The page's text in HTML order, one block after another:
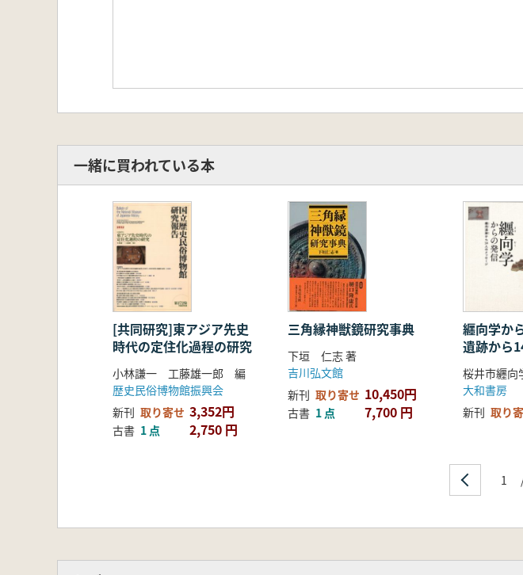
一緒に買われている本
[共同研究]東アジア先史
時代の定住化過程の研究
小林謙一 工藤雄一郎 編
歴史民俗博物館振興会
新刊 取り寄せ 3,352円
古書 1 点 2,750 円
三角縁神獣鏡研究事典
下垣 仁志 著
吉川弘文館
新刊 取り寄せ 10,450円
古書 1 点 7,700 円
纒向学か
遺跡から
ージ
大和書房
新刊 取り
1